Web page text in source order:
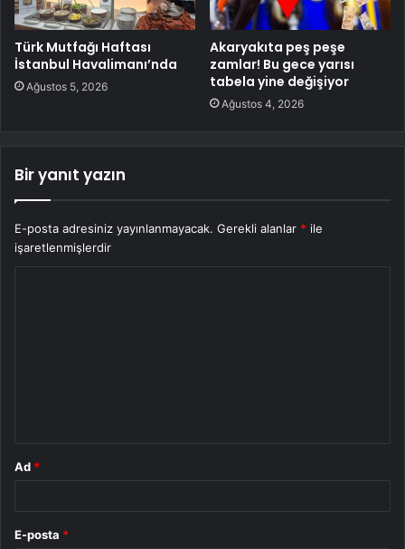
Türk Mutfağı Haftası
İstanbul Havalimanı’nda
Ağustos 5, 2026
Akaryakıta peş peşe
zamlar! Bu gece yarısı
tabela yine değişiyor
Ağustos 4, 2026
Bir yanıt yazın
E-posta adresiniz yayınlanmayacak. Gerekli alanlar * ile
işaretlenmişlerdir
Ad *
E-posta *